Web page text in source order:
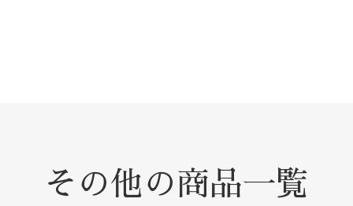
その他の商品一覧